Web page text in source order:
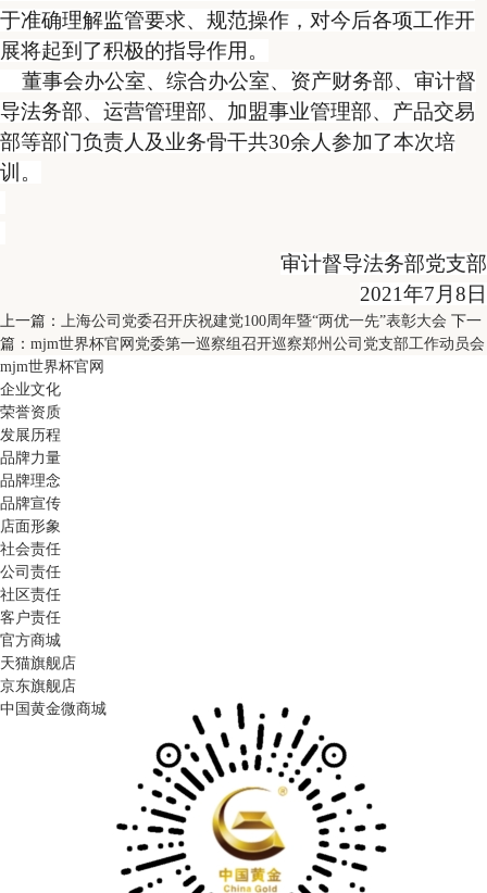
于准确理解监管要求、规范操作，对今后各项工作开
展将起到了积极的指导作用。
董事会办公室、综合办公室、资产财务部、审计督
导法务部、运营管理部、加盟事业管理部、产品交易
部等部门负责人及业务骨干共30余人参加了本次培
训。
审计督导法务部党支部
2021年7 月8日
上一篇： 上海公司党委召开庆祝建党100周年暨“两优一先”表彰大会 下一
篇： mjm世界杯官网党委第一巡察组召开巡察郑州公司党支部工作动员会
mjm世界杯官网
企业文化
荣誉资质
发展历程
品牌力量
品牌理念
品牌宣传
店面形象
社会责任
公司责任
社区责任
客户责任
官方商城
天猫旗舰店
京东旗舰店
中国黄金微商城